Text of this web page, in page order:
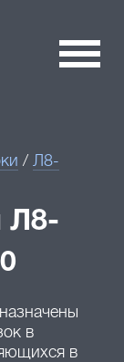
/ Л8-
Л8-
в
в